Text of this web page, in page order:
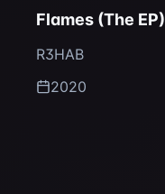
Flames (The EP)
R3HAB
2020